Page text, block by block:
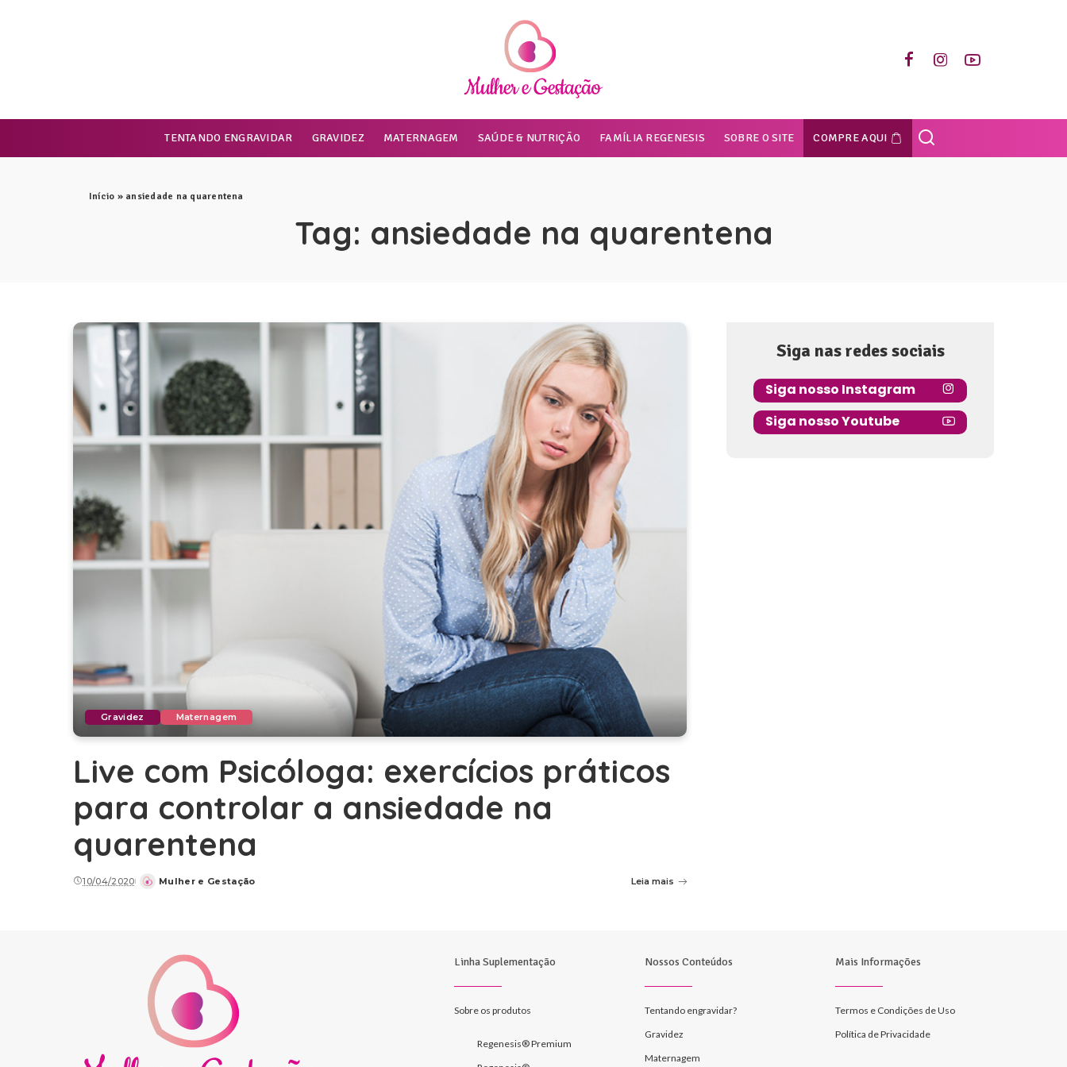
TENTANDO ENGRAVIDAR GRAVIDEZ MATERNAGEM SAÚDE & NUTRIÇÃO FAMÍLIA REGENESIS SOBRE O SITE COMPRE AQUI
Início » ansiedade na quarentena
Tag: ansiedade na quarentena
Gravidez Maternagem
Live com Psicóloga: exercícios práticos
para controlar a ansiedade na
quarentena
10/04/2020
Posted
Mulher e Gestação Leia mais
Siga nas redes sociais
Siga nosso Instagram
Siga nosso Youtube
Linha Suplementação
Sobre os produtos
Regenesis® Premium
Nossos Conteúdos
Tentando engravidar?
Gravidez
Maternagem
Mais Informações
Termos e Condições de Uso
Política de Privacidade